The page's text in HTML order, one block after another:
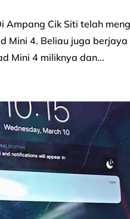
Ampang Cik Siti telah
Mini 4. Beliau juga
Mini 4 miliknya dan...